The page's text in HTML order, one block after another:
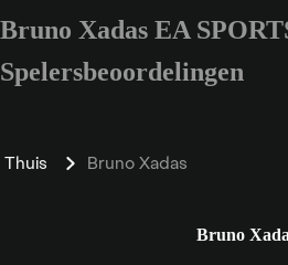
Enter a minimum of 3
Bruno Xadas EA
Spelersbeoordelingen
Thuis Bruno Xadas
Bruno